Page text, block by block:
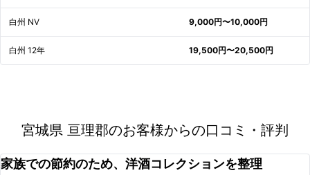
白州 NV 9,000円〜10,000円
白州 12年 19,500円〜20,500円
宮城県 亘理郡のお客様からの口コミ・評判
家族での節約のため、洋酒コレクションを整理